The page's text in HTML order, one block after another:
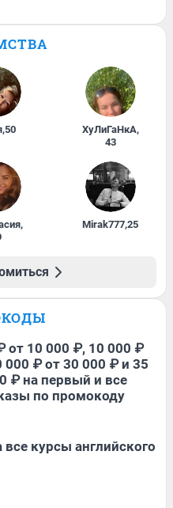
,50 ХуЛиГаНкА,
43
,
Mirak777,25
от 10 000 ₽, 10 000 ₽
000 ₽ от 30 000 ₽ и 35
₽ на первый и все
по промокоду
все курсы английского